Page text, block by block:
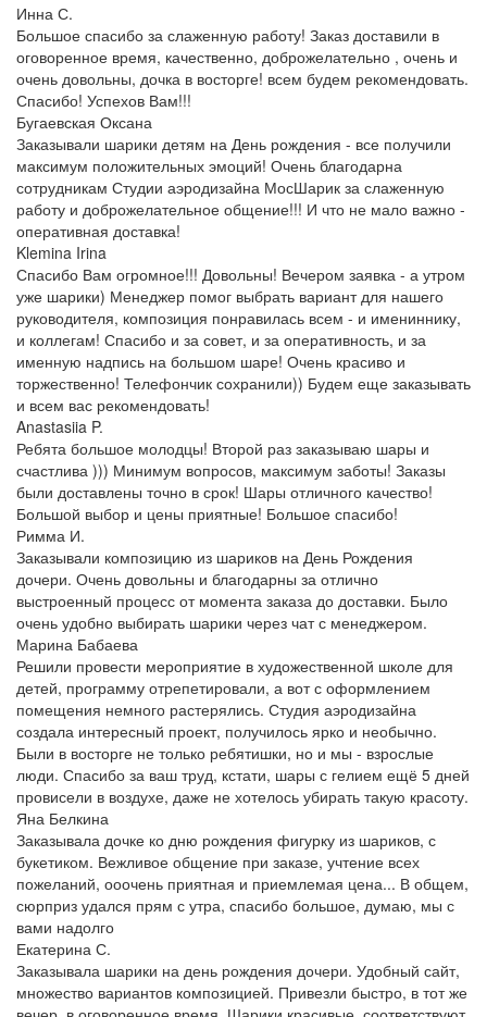
Инна С.
Большое спасибо за слаженную работу! Заказ доставили в
оговоренное время, качественно, доброжелательно , очень и
очень довольны, дочка в восторге! всем будем рекомендовать.
Спасибо! Успехов Вам!!!
Бугаевская Оксана
Заказывали шарики детям на День рождения - все получили
максимум положительных эмоций! Очень благодарна
сотрудникам Студии аэродизайна МосШарик за слаженную
работу и доброжелательное общение!!! И что не мало важно -
оперативная доставка!
Klemina Irina
Спасибо Вам огромное!!! Довольны! Вечером заявка - а утром
уже шарики) Менеджер помог выбрать вариант для нашего
руководителя, композиция понравилась всем - и имениннику,
и коллегам! Спасибо и за совет, и за оперативность, и за
именную надпись на большом шаре! Очень красиво и
торжественно! Телефончик сохранили)) Будем еще заказывать
и всем вас рекомендовать!
Anastasiia P.
Ребята большое молодцы! Второй раз заказываю шары и
счастлива ))) Минимум вопросов, максимум заботы! Заказы
были доставлены точно в срок! Шары отличного качество!
Большой выбор и цены приятные! Большое спасибо!
Римма И.
Заказывали композицию из шариков на День Рождения
дочери. Очень довольны и благодарны за отлично
выстроенный процесс от момента заказа до доставки. Было
очень удобно выбирать шарики через чат с менеджером.
Марина Бабаева
Решили провести мероприятие в художественной школе для
детей, программу отрепетировали, а вот с оформлением
помещения немного растерялись. Студия аэродизайна
создала интересный проект, получилось ярко и необычно.
Были в восторге не только ребятишки, но и мы - взрослые
люди. Спасибо за ваш труд, кстати, шары с гелием ещё 5 дней
провисели в воздухе, даже не хотелось убирать такую красоту.
Яна Белкина
Заказывала дочке ко дню рождения фигурку из шариков, с
букетиком. Вежливое общение при заказе, учтение всех
пожеланий, ооочень приятная и приемлемая цена... В общем,
сюрприз удался прям с утра, спасибо большое, думаю, мы с
вами надолго
Екатерина С.
Заказывала шарики на день рождения дочери. Удобный сайт,
множество вариантов композицией. Привезли быстро, в тот же